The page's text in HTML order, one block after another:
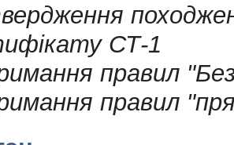
СТ-1
правил
правил